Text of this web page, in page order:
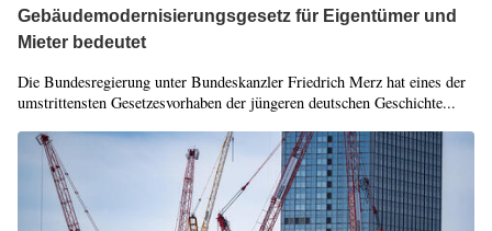
Gebäudemodernisierungsgesetz für Eigentümer und
Mieter bedeutet
Die Bundesregierung unter Bundeskanzler Friedrich Merz hat eines der
umstrittensten Gesetzesvorhaben der jüngeren deutschen Geschichte...